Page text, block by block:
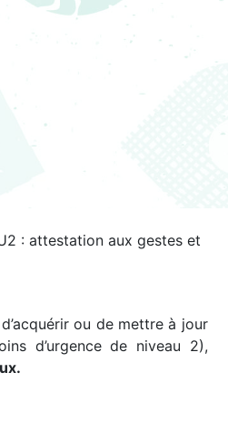
: attestation aux gestes et
ou de mettre à jour
d’urgence de niveau 2),